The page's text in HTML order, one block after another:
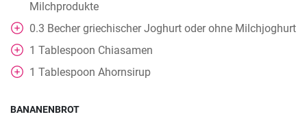
Milchprodukte
0.3 Becher griechischer Joghurt oder ohne Milchjoghurt
1 Tablespoon Chiasamen
1 Tablespoon Ahornsirup
BANANENBROT